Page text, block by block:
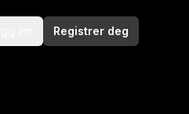
Registrer deg